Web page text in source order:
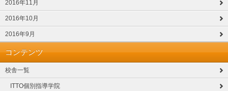
2016年11月
2016年10月
2016年9月
コンテンツ
校舎一覧
ITTO個別指導学院